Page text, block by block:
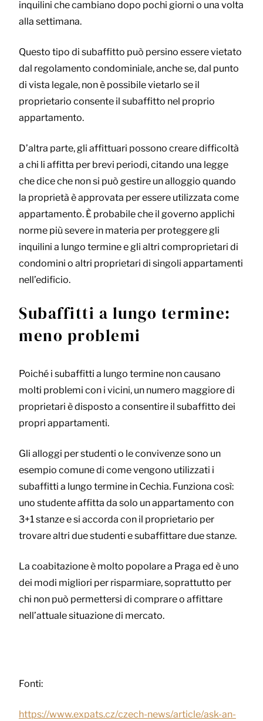
inquilini che cambiano dopo pochi giorni o una volta
alla settimana.
Questo tipo di subaffitto può persino essere vietato
dal regolamento condominiale, anche se, dal punto
di vista legale, non è possibile vietarlo se il
proprietario consente il subaffitto nel proprio
appartamento.
D’altra parte, gli affittuari possono creare difficoltà
a chi li affitta per brevi periodi, citando una legge
che dice che non si può gestire un alloggio quando
la proprietà è approvata per essere utilizzata come
appartamento. È probabile che il governo applichi
norme più severe in materia per proteggere gli
inquilini a lungo termine e gli altri comproprietari di
condomini o altri proprietari di singoli appartamenti
nell’edificio.
Subaffitti a lungo termine:
meno problemi
Poiché i subaffitti a lungo termine non causano
molti problemi con i vicini, un numero maggiore di
proprietari è disposto a consentire il subaffitto dei
propri appartamenti.
Gli alloggi per studenti o le convivenze sono un
esempio comune di come vengono utilizzati i
subaffitti a lungo termine in Cechia. Funziona così:
uno studente affitta da solo un appartamento con
3+1 stanze e si accorda con il proprietario per
trovare altri due studenti e subaffittare due stanze.
La coabitazione è molto popolare a Praga ed è uno
dei modi migliori per risparmiare, soprattutto per
chi non può permettersi di comprare o affittare
nell’attuale situazione di mercato.
Fonti:
https://www.expats.cz/czech-news/article/ask-an-